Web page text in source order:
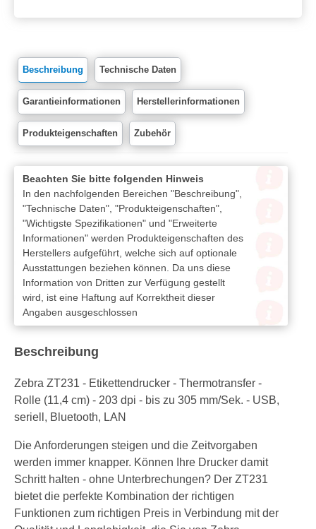
Beschreibung Technische Daten
Garantieinformationen Herstellerinformationen
Produkteigenschaften Zubehör
Beachten Sie bitte folgenden Hinweis
In den nachfolgenden Bereichen "Beschreibung",
"Technische Daten", "Produkteigenschaften",
"Wichtigste Spezifikationen" und "Erweiterte
Informationen" werden Produkteigenschaften des
Herstellers aufgeführt, welche sich auf optionale
Ausstattungen beziehen können. Da uns diese
Information von Dritten zur Verfügung gestellt
wird, ist eine Haftung auf Korrektheit dieser
Angaben ausgeschlossen
Beschreibung
Zebra ZT231 - Etikettendrucker - Thermotransfer -
Rolle (11,4 cm) - 203 dpi - bis zu 305 mm/Sek. - USB,
seriell, Bluetooth, LAN
Die Anforderungen steigen und die Zeitvorgaben
werden immer knapper. Können Ihre Drucker damit
Schritt halten - ohne Unterbrechungen? Der ZT231
bietet die perfekte Kombination der richtigen
Funktionen zum richtigen Preis in Verbindung mit der